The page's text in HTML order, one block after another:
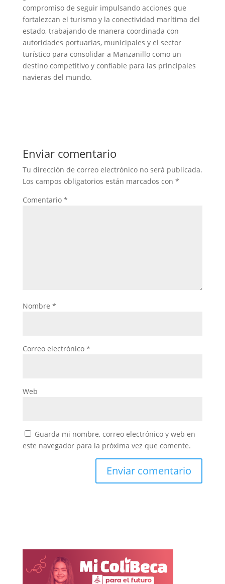
compromiso de seguir impulsando acciones que
fortalezcan el turismo y la conectividad marítima del
estado, trabajando de manera coordinada con
autoridades portuarias, municipales y el sector
turístico para consolidar a Manzanillo como un
destino competitivo y confiable para las principales
navieras del mundo.
Enviar comentario
Tu dirección de correo electrónico no será publicada.
Los campos obligatorios están marcados con *
Comentario *
Nombre *
Correo electrónico *
Web
Guarda mi nombre, correo electrónico y web en
este navegador para la próxima vez que comente.